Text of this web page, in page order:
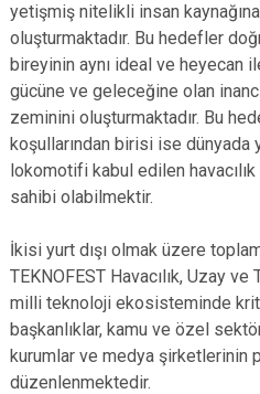
yetişmiş nitelikli insan
oluşturmaktadır. Bu hedefler
bireyinin aynı ideal ve heyecan
gücüne ve geleceğine olan
zeminini oluşturmaktadır. Bu
koşullarından birisi ise
lokomotifi kabul edilen
sahibi olabilmektir.
İkisi yurt dışı olmak üzere
TEKNOFEST Havacılık, Uzay
milli teknoloji ekosisteminde
başkanlıklar, kamu ve özel
kurumlar ve medya şirketlerinin
düzenlenmektedir.